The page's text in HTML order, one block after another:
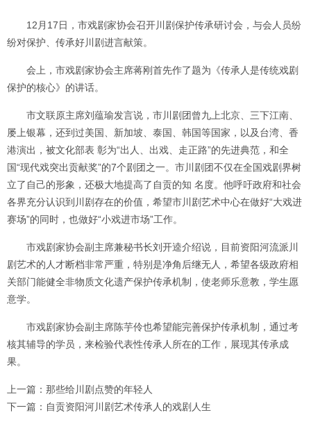
12月17日，市戏剧家协会召开川剧保护传承研讨会，与会人员纷
纷对保护、传承好川剧进言献策。
会上，市戏剧家协会主席蒋刚首先作了题为《传承人是传统戏剧
保护的核心》的讲话。
市文联原主席刘蕴瑜发言说，市川剧团曾九上北京、三下江南、
屡上银幕，还到过美国、新加坡、泰国、韩国等国家，以及台湾、香
港演出，被文化部表 彰为“出人、出戏、走正路”的先进典范，和全
国“现代戏突出贡献奖”的7个剧团之一。市川剧团不仅在全国戏剧界树
立了自己的形象，还极大地提高了自贡的知 名度。他呼吁政府和社会
各界充分认识到川剧存在的价值，希望市川剧艺术中心在做好“大戏进
赛场”的同时，也做好“小戏进市场”工作。
市戏剧家协会副主席兼秘书长刘开逵介绍说，目前资阳河流派川
剧艺术的人才断档非常严重，特别是净角后继无人，希望各级政府相
关部门能健全非物质文化遗产保护传承机制，使老师乐意教，学生愿
意学。
市戏剧家协会副主席陈芋伶也希望能完善保护传承机制，通过考
核其辅导的学员，来检验代表性传承人所在的工作，展现其传承成
果。
上一篇：那些给川剧点赞的年轻人
下一篇：自贡资阳河川剧艺术传承人的戏剧人生